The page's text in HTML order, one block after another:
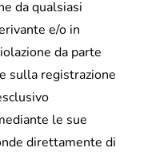
da qualsiasi
e/o in
da parte
sulla registrazione
le sue
direttamente di